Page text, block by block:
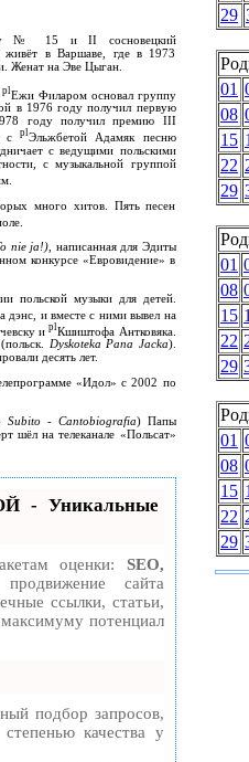
№ 15 и II сосновецкий
живёт в Варшаве, где в 1973
Женат на Эве Цыган.
plЕжи Филаром основал группу
в 1976 году получил первую
году получил премию III
сplЭльжбетой Адамяк песню
с ведущими польскими
с музыкальной группой
много хитов. Пять песен
nie ja!) , написанная для Эдиты
конкурсе «Евровидение» в
польской музыки для детей.
дэнс, и вместе с ними вывел на
иplКшиштофа Антковяка.
Dyskoteka Pana Jacka).
десять лет.
«Идол» с 2002 по
Subito - Cantobiografia) Папы
шёл на телеканале «Польсат»
- Уникальные
оценки: SEO,
сайта
ссылки, статьи,
потенциал
подбор запросов,
качества у
29
01
08
15
22
29
01
08
15
22
29
01
08
15
22
29